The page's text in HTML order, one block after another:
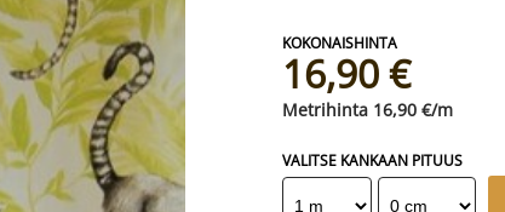
16,90 €
16,90 €/m
VALITSE KANKAAN PITUUS